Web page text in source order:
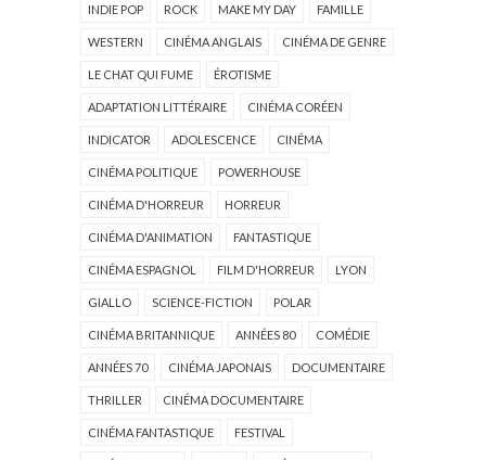
INDIE POP ROCK MAKE MY DAY FAMILLE
WESTERN CINÉMA ANGLAIS CINÉMA DE GENRE
LE CHAT QUI FUME ÉROTISME
ADAPTATION LITTÉRAIRE CINÉMA CORÉEN
INDICATOR ADOLESCENCE CINÉMA
CINÉMA POLITIQUE POWERHOUSE
CINÉMA D'HORREUR HORREUR
CINÉMA D'ANIMATION FANTASTIQUE
CINÉMA ESPAGNOL FILM D'HORREUR LYON
GIALLO SCIENCE-FICTION POLAR
CINÉMA BRITANNIQUE ANNÉES 80 COMÉDIE
ANNÉES 70 CINÉMA JAPONAIS DOCUMENTAIRE
THRILLER CINÉMA DOCUMENTAIRE
CINÉMA FANTASTIQUE FESTIVAL